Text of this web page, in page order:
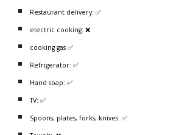
Restaurant delivery: ✅
electric cooking: ❌
cooking gas ✅
Refrigerator: ✅
Hand soap: ✅
TV: ✅
Spoons, plates, forks, knives: ✅